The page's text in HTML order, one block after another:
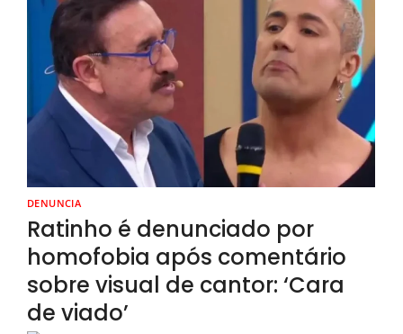
DENUNCIA
Ratinho é denunciado por
homofobia após comentário
sobre visual de cantor: ‘Cara
de viado’